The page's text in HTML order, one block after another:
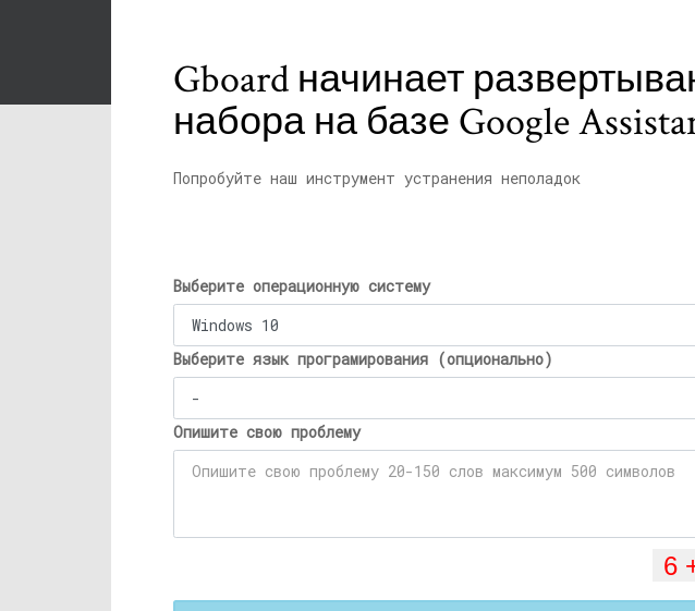
Gboard начинает
набора на базе Google
Попробуйте наш инструмент устранения неполадок
Выберите операционную систему
Выберите язык програмирования (опционально)
Опишите свою проблему